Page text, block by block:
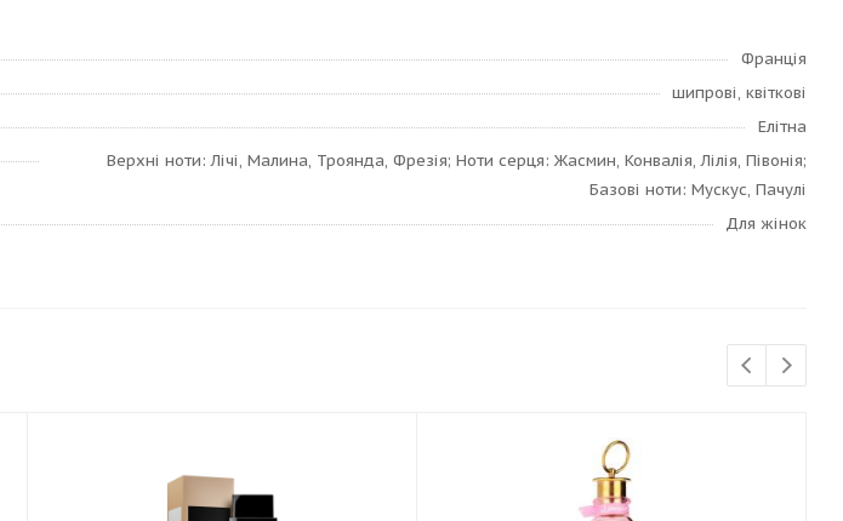
Франція
шипрові, квіткові
Елітна
Верхні ноти: Лічі, Малина, Троянда, Фрезія; Ноти серця: Жасмин, Конвалія, Лілія, Півонія;
Базові ноти: Мускус, Пачулі
Для жінок